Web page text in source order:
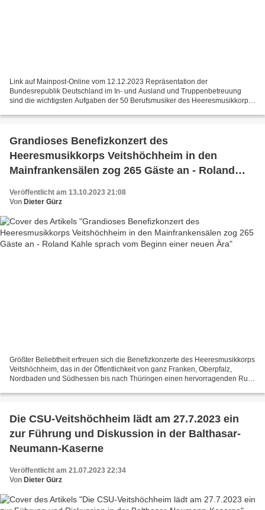
Link auf Mainpost-Online vom 12.12.2023 Repräsentation der
Bundesrepublik Deutschland im In- und Ausland und Truppenbetreuung
sind die wichtigsten Aufgaben der 50 Berufsmusiker des Heeresmusikkorps
Grandioses Benefizkonzert des
Heeresmusikkorps Veitshöchheim in den
Mainfrankensälen zog 265 Gäste an - Roland
Veröffentlicht am 13.10.2023 21:08
Von Dieter Gürz
Größter Beliebtheit erfreuen sich die Benefizkonzerte des Heeresmusikkorps
Veitshöchheim, das in der Öffentlichkeit von ganz Franken, Oberpfalz,
Nordbaden und Südhessen bis nach Thüringen einen hervorragenden Ruf
Die CSU-Veitshöchheim lädt am 27.7.2023 ein
zur Führung und Diskussion in der Balthasar-
Neumann-Kaserne
Veröffentlicht am 21.07.2023 22:34
Von Dieter Gürz